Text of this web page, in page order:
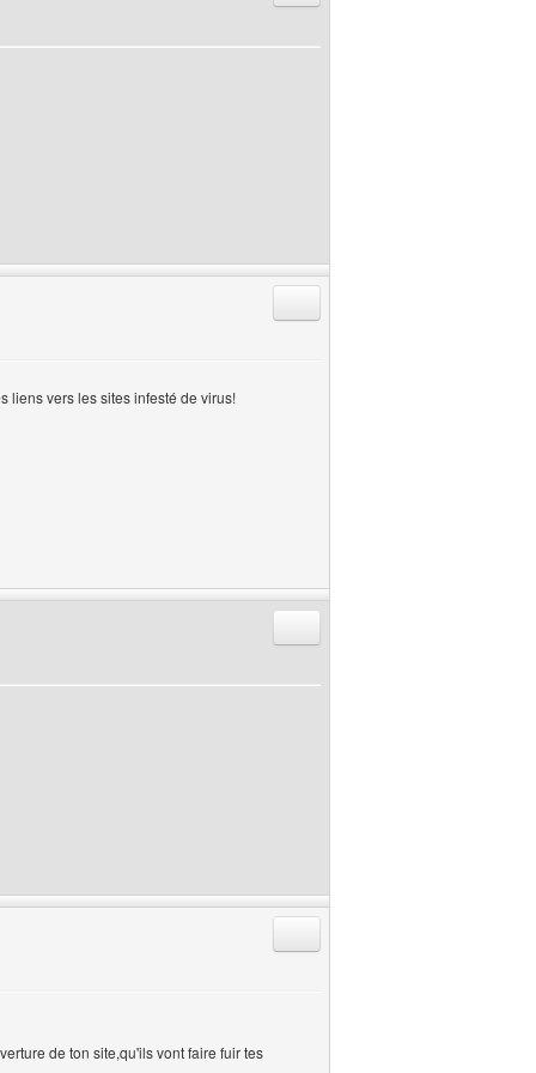
liens vers les sites infesté de virus!
de ton site,qu'ils vont faire fuir tes